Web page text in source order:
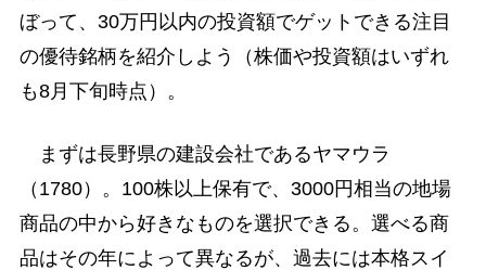
ぼって、30万円以内の投資額でゲットできる注目
の優待銘柄を紹介しよう（株価や投資額はいずれ
も8月下旬時点）。
まずは長野県の建設会社であるヤマウラ
（1780）。100株以上保有で、3000円相当の地場
商品の中から好きなものを選択できる。選べる商
品はその年によって異なるが、過去には本格スイ